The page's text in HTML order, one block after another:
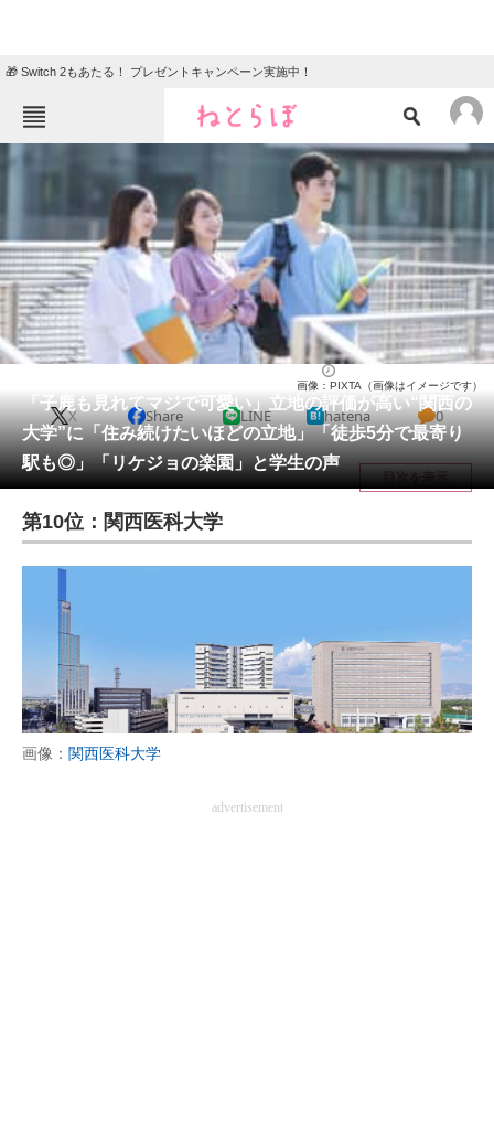
🎁 Switch 2もあたる！ プレゼントキャンペーン実施中！
ニュース
クイズ
グルメ 地域
住まい 教育・育児
動物 リサーチ
会員記事
メディア
注目記事を集めた総合ページ
ITの今と未来を見通す
進化するPCとデバイスの未来
好きが集まる 比べて選べる
ビジネスと働き方のヒント
「子鹿も見れてマジで可愛い」立地の評価が高い“関西の
大学”に「住み続けたいほどの立地」「徒歩5分で最寄り
駅も◎」「リケジョの楽園」と学生の声
画像：PIXTA（画像はイメージです）
X Share LINE hatena 0
目次を表示
第10位：関西医科大学
画像： 関西医科大学
advertisement